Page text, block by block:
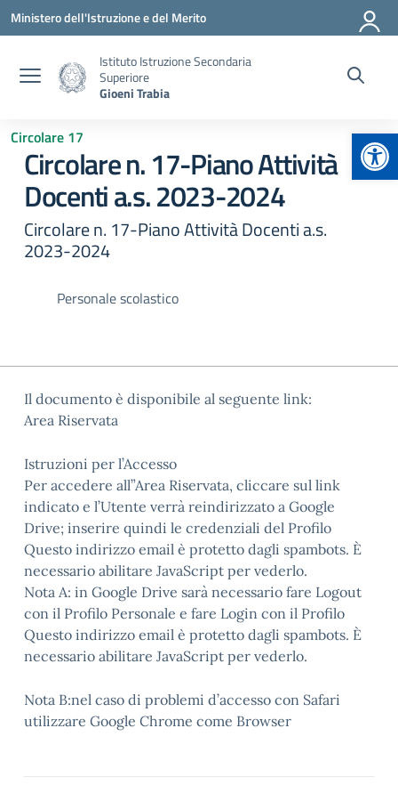
Vai ai contenuti
Vai al menu di navigazione
Vai al footer
Ministero dell'Istruzione e del Merito
Istituto Istruzione Secondaria
Superiore
Gioeni Trabia
Circolare 17
Circolare n. 17-Piano Attività
Docenti a.s. 2023-2024
Circolare n. 17-Piano Attività Docenti a.s.
2023-2024
Personale scolastico
Il documento è disponibile al seguente link:
Area Riservata
Istruzioni per l’Accesso
Per accedere all”Area Riservata, cliccare sul link
indicato e l’Utente verrà reindirizzato a Google
Drive; inserire quindi le credenziali del Profilo
Questo indirizzo email è protetto dagli spambots. È
necessario abilitare JavaScript per vederlo.
Nota A: in Google Drive sarà necessario fare Logout
con il Profilo Personale e fare Login con il Profilo
Questo indirizzo email è protetto dagli spambots. È
necessario abilitare JavaScript per vederlo.
Nota B:nel caso di problemi d’accesso con Safari
utilizzare Google Chrome come Browser